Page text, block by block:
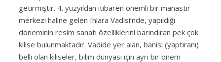
getirmiştir. 4. yüzyıldan itibaren önemli bir manastır
merkezi haline gelen Ihlara Vadisi’nde, yapıldığı
döneminin resim sanatı özelliklerini barındıran pek çok
kilise bulunmaktadır. Vadide yer alan, banisi (yaptıranı)
belli olan kiliseler, bilim dünyası için ayrı bir önem